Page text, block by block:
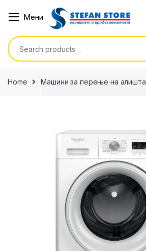
Мени
Search
for:
Home Машини за перење на алишта